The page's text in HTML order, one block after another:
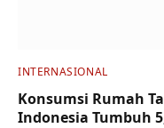
INTERNASIONAL
Konsumsi Rumah
Indonesia Tumbuh